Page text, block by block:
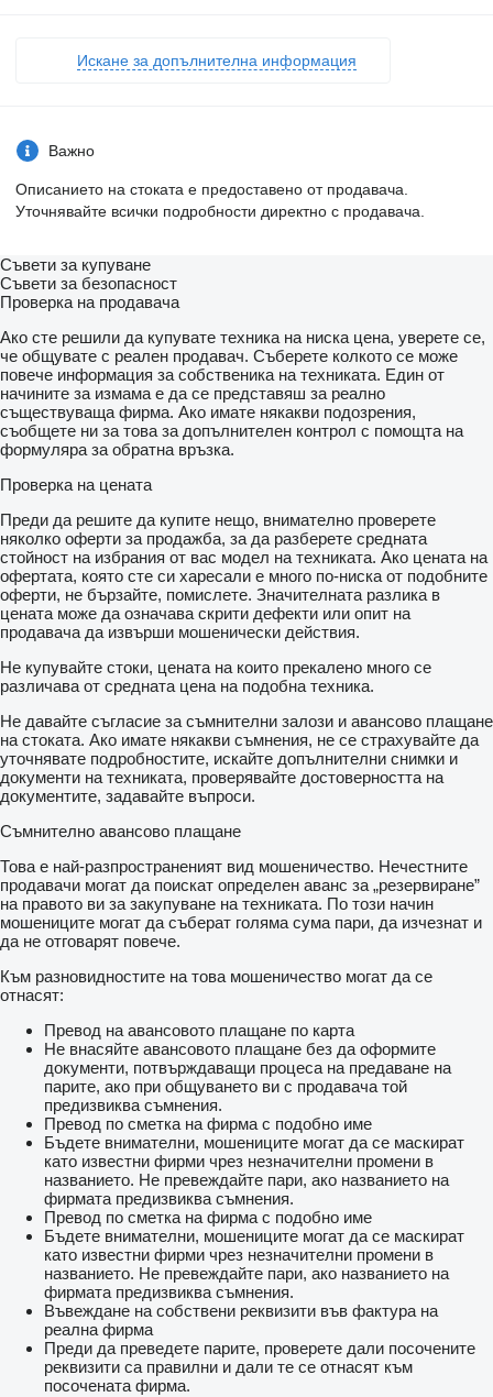
Искане за допълнителна информация
Важно
Описанието на стоката е предоставено от продавача.
Уточнявайте всички подробности директно с продавача.
Съвети за купуване
Съвети за безопасност
Проверка на продавача
Ако сте решили да купувате техника на ниска цена, уверете се,
че общувате с реален продавач. Съберете колкото се може
повече информация за собственика на техниката. Един от
начините за измама е да се представяш за реално
съществуваща фирма. Ако имате някакви подозрения,
съобщете ни за това за допълнителен контрол с помощта на
формуляра за обратна връзка.
Проверка на цената
Преди да решите да купите нещо, внимателно проверете
няколко оферти за продажба, за да разберете средната
стойност на избрания от вас модел на техниката. Ако цената на
офертата, която сте си харесали е много по-ниска от подобните
оферти, не бързайте, помислете. Значителната разлика в
цената може да означава скрити дефекти или опит на
продавача да извърши мошенически действия.
Не купувайте стоки, цената на които прекалено много се
различава от средната цена на подобна техника.
Не давайте съгласие за съмнителни залози и авансово плащане
на стоката. Ако имате някакви съмнения, не се страхувайте да
уточнявате подробностите, искайте допълнителни снимки и
документи на техниката, проверявайте достоверността на
документите, задавайте въпроси.
Съмнително авансово плащане
Това е най-разпространеният вид мошеничество. Нечестните
продавачи могат да поискат определен аванс за „резервиране”
на правото ви за закупуване на техниката. По този начин
мошениците могат да съберат голяма сума пари, да изчезнат и
да не отговарят повече.
Към разновидностите на това мошеничество могат да се
отнасят:
Превод на авансовото плащане по карта
Не внасяйте авансовото плащане без да оформите
документи, потвърждаващи процеса на предаване на
парите, ако при общуването ви с продавача той
предизвиква съмнения.
Превод по сметка на фирма с подобно име
Бъдете внимателни, мошениците могат да се маскират
като известни фирми чрез незначителни промени в
названието. Не превеждайте пари, ако названието на
фирмата предизвиква съмнения.
Превод по сметка на фирма с подобно име
Бъдете внимателни, мошениците могат да се маскират
като известни фирми чрез незначителни промени в
названието. Не превеждайте пари, ако названието на
фирмата предизвиква съмнения.
Въвеждане на собствени реквизити във фактура на
реална фирма
Преди да преведете парите, проверете дали посочените
реквизити са правилни и дали те се отнасят към
посочената фирма.